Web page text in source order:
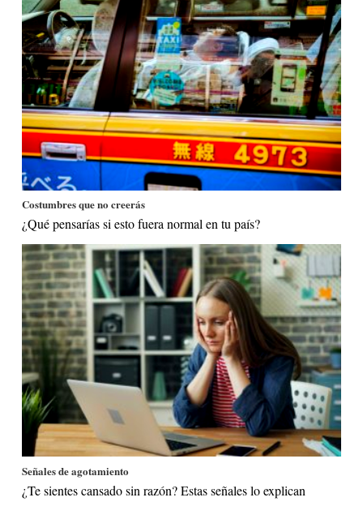
Costumbres que no creerás
¿Qué pensarías si esto fuera normal en tu país?
Señales de agotamiento
¿Te sientes cansado sin razón? Estas señales lo explican